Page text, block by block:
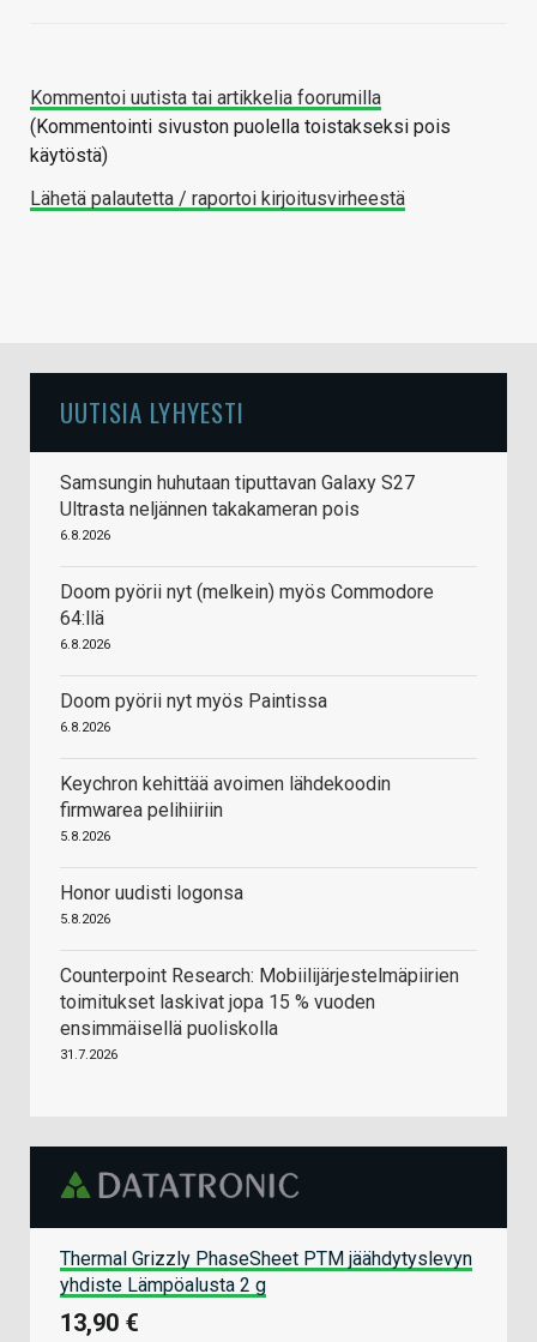
Kommentoi uutista tai artikkelia foorumilla
(Kommentointi sivuston puolella toistakseksi pois
käytöstä)
Lähetä palautetta / raportoi kirjoitusvirheestä
UUTISIA LYHYESTI
Samsungin huhutaan tiputtavan Galaxy S27
Ultrasta neljännen takakameran pois
6.8.2026
Doom pyörii nyt (melkein) myös Commodore
64:llä
6.8.2026
Doom pyörii nyt myös Paintissa
6.8.2026
Keychron kehittää avoimen lähdekoodin
firmwarea pelihiiriin
5.8.2026
Honor uudisti logonsa
5.8.2026
Counterpoint Research: Mobiilijärjestelmäpiirien
toimitukset laskivat jopa 15 % vuoden
ensimmäisellä puoliskolla
31.7.2026
Thermal Grizzly PhaseSheet PTM jäähdytyslevyn
yhdiste Lämpöalusta 2 g
13,90 €